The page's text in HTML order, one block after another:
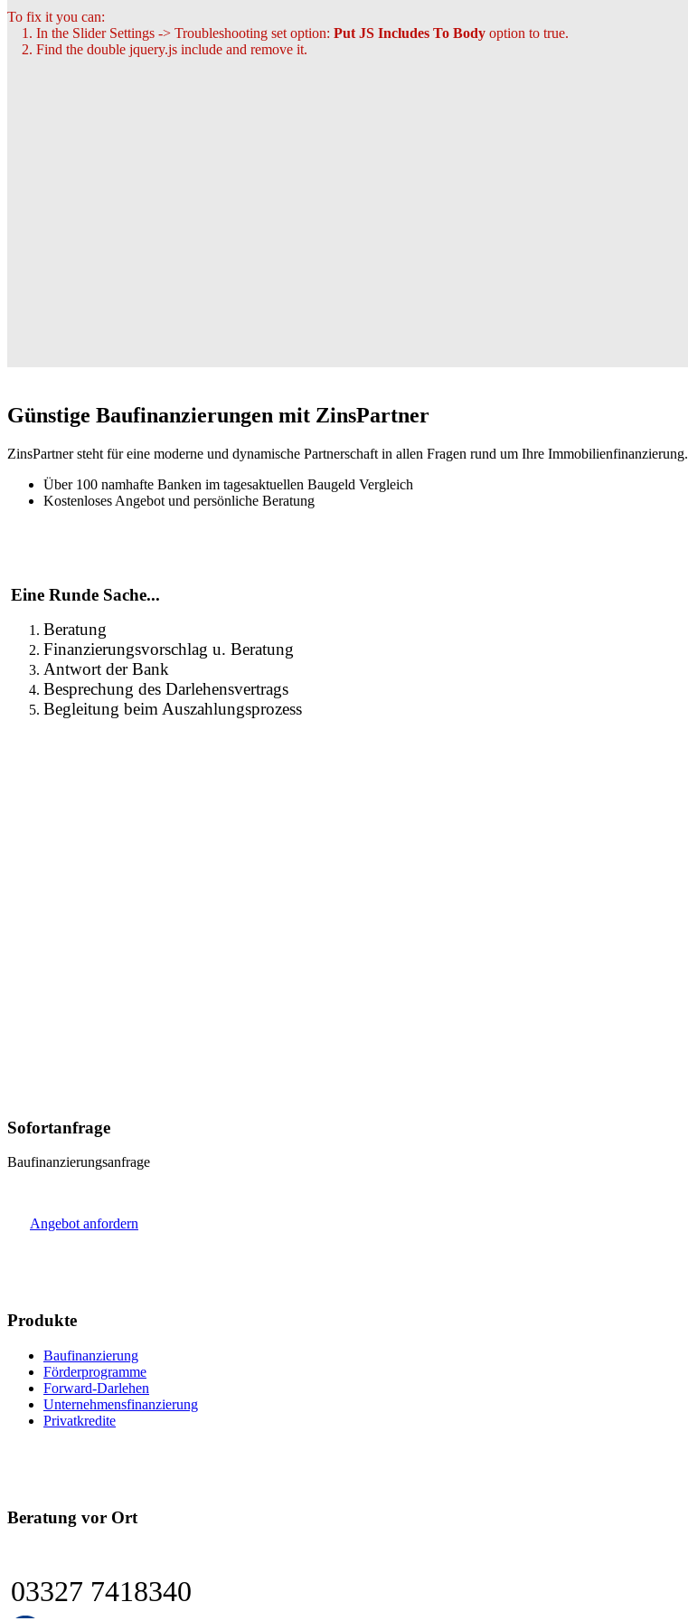
To fix it you can:
1. In the Slider Settings -> Troubleshooting set option: Put JS Includes To Body option to true.
2. Find the double jquery.js include and remove it.
Günstige Baufinanzierungen mit ZinsPartner
ZinsPartner steht für eine moderne und dynamische Partnerschaft in allen Fragen rund um Ihre Immobilienfinanzierung.
Über 100 namhafte Banken im tagesaktuellen Baugeld Vergleich
Kostenloses Angebot und persönliche Beratung
Eine Runde Sache...
Beratung
Finanzierungsvorschlag u. Beratung
Antwort der Bank
Besprechung des Darlehensvertrags
Begleitung beim Auszahlungsprozess
Sofortanfrage
Baufinanzierungsanfrage
Angebot anfordern
Produkte
Baufinanzierung
Förderprogramme
Forward-Darlehen
Unternehmensfinanzierung
Privatkredite
Beratung vor Ort
03327 7418340